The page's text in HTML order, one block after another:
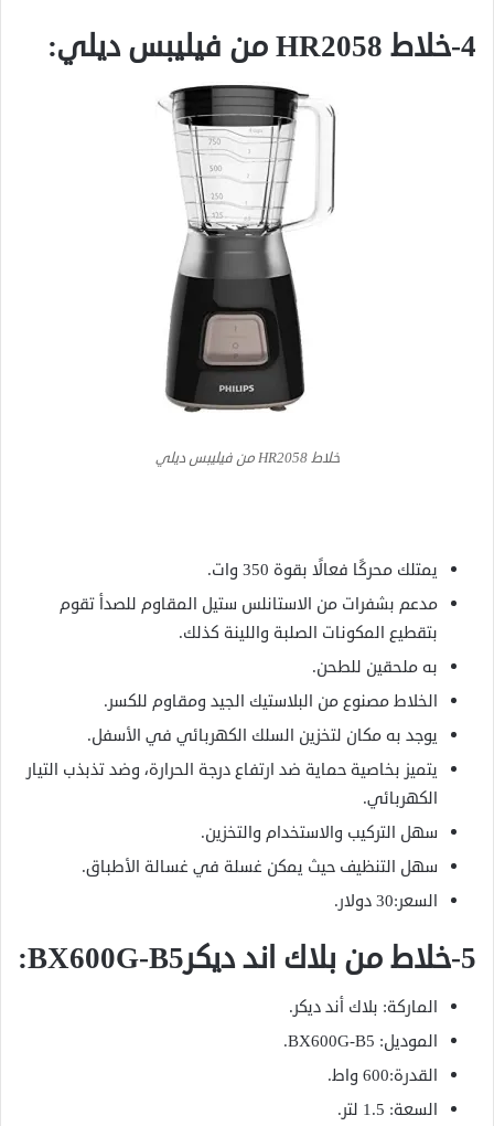
4-خلاط HR2058 من فيليبس ديلي:
خلاط HR2058 من فيليبس ديلي
يمتلك محركًا فعالًا بقوة 350 وات.
مدعم بشفرات من الاستانلس ستيل المقاوم للصدأ تقوم
بتقطيع المكونات الصلبة واللينة كذلك.
به ملحقين للطحن.
الخلاط مصنوع من البلاستيك الجيد ومقاوم للكسر.
يوجد به مكان لتخزين السلك الكهربائي في الأسفل.
يتميز بخاصية حماية ضد ارتفاع درجة الحرارة، وضد تذبذب التيار
الكهربائي.
سهل التركيب والاستخدام والتخزين.
سهل التنظيف حيث يمكن غسلة في غسالة الأطباق.
السعر:30 دولار.
5-خلاط من بلاك اند ديكرBX600G-B5:
الماركة: بلاك أند ديكر.
الموديل: BX600G-B5.
القدرة:600 واط.
السعة: 1.5 لتر.